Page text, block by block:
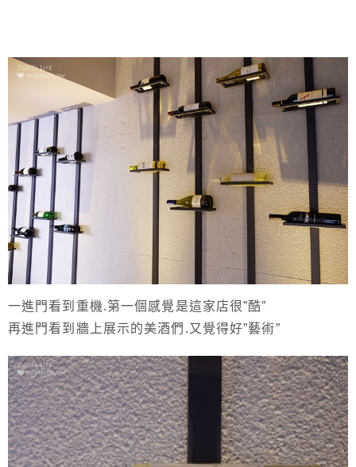
一進門看到重機.第一個感覺是這家店很”酷”
再進門看到牆上展示的美酒們.又覺得好”藝術”